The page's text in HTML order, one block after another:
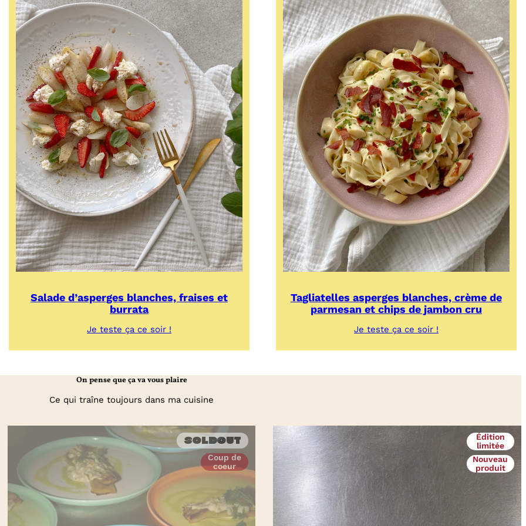
Salade d’asperges blanches, fraises et
burrata
Je teste ça ce soir !
d’asperges
et
Tagliatelles asperges blanches, crème de
parmesan et chips de jambon cru
Je teste ça ce soir !
asperges
de
jambon
On pense que ça va vous plaire
Ce qui traîne toujours dans ma cuisine
Soldout
Coup de
coeur
Édition
limitée
Nouveau
produit